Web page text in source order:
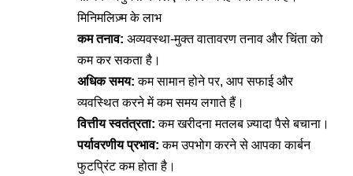
मिनिमलिज़्म के लाभ
कम तनाव: अव्यवस्था-मुक्त वातावरण तनाव और चिंता को
कम कर सकता है।
अधिक समय: कम सामान होने पर, आप सफाई और
व्यवस्थित करने में कम समय लगाते हैं।
वित्तीय स्वतंत्रता: कम खरीदना मतलब ज़्यादा पैसे बचाना।
पर्यावरणीय प्रभाव: कम उपभोग करने से आपका कार्बन
फुटप्रिंट कम होता है।